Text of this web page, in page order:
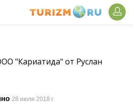
"Кариатида" от Руслан
28 июля 2018 г.